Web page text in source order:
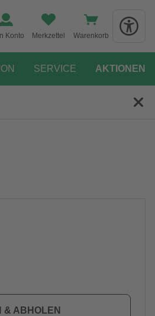
Konto Merkzettel Warenkorb
SERVICE AKTIONEN
& ABHOLEN